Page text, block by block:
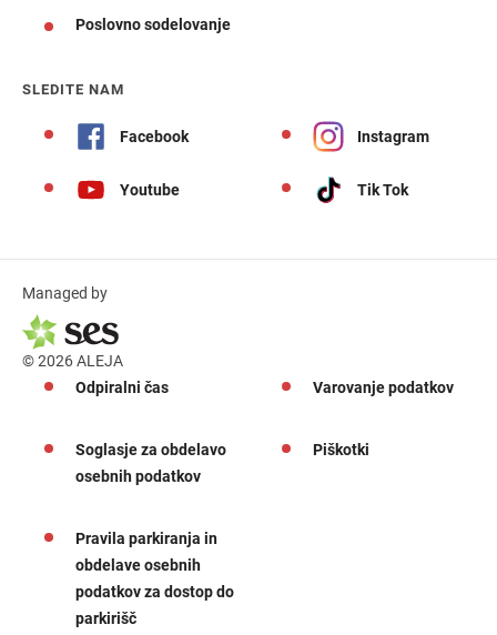
Poslovno sodelovanje
SLEDITE NAM
Facebook Instagram
Youtube Tik Tok
Managed by
© 2026 ALEJA
Odpiralni čas
Varovanje podatkov
Soglasje za obdelavo
osebnih podatkov
Piškotki
Pravila parkiranja in
obdelave osebnih
podatkov za dostop do
parkirišč